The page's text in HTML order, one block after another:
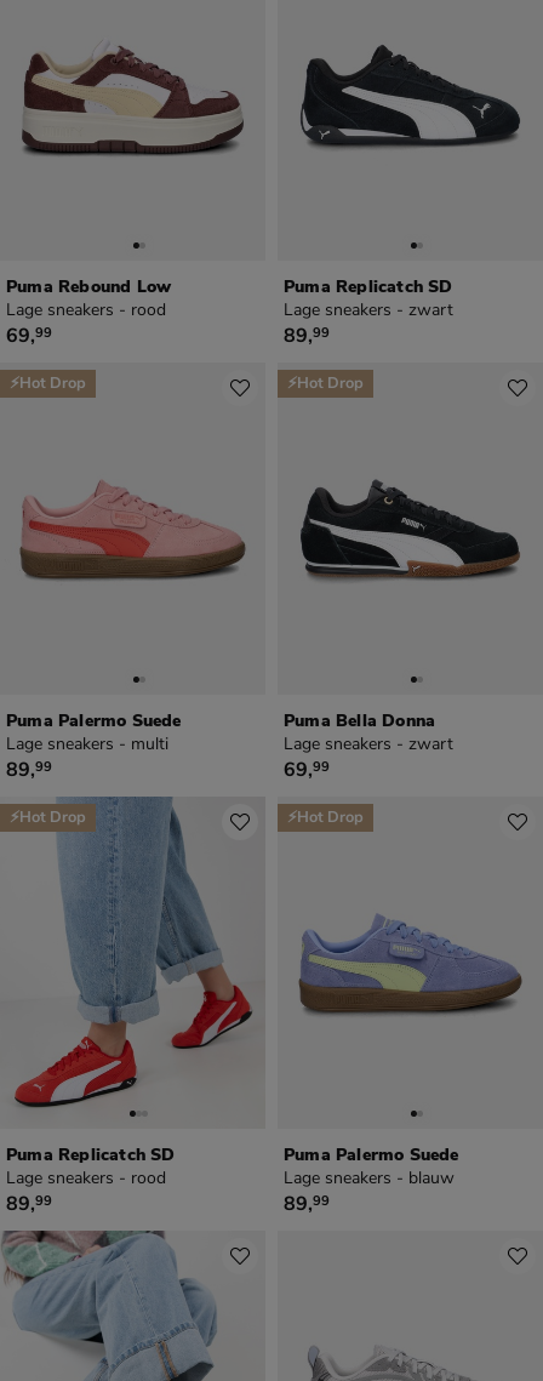
Puma Rebound Low
Lage sneakers - rood
€ 69,99
69,99
Puma Replicatch SD
Lage sneakers - zwart
€ 89,99
89,99
Puma Palermo Suede
Lage sneakers - multi
€ 89,99
89,99
⚡Hot Drop
Puma Bella Donna
Lage sneakers - zwart
€ 69,99
69,99
⚡Hot Drop
Puma Replicatch SD
Lage sneakers - rood
€ 89,99
89,99
⚡Hot Drop
Puma Palermo Suede
Lage sneakers - blauw
€ 89,99
89,99
⚡Hot Drop